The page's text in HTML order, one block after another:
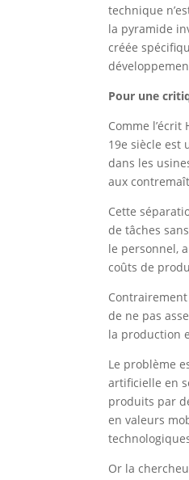
technique
la pyramide
créée
Pour une
Comme
19e siècle est
dans les
aux
Cette
de tâches
le personnel,
coûts de
de ne pas
la production
Le problème
artificielle en
produits par
en valeurs
Or la